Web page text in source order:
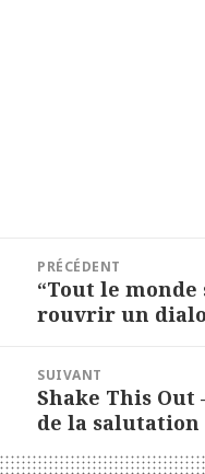
Navigation
l’article
PRÉCÉDENT
Article
précédent :
“Tout le
rouvrir un
SUIVANT
Article
suivant :
Shake This
de la salutation